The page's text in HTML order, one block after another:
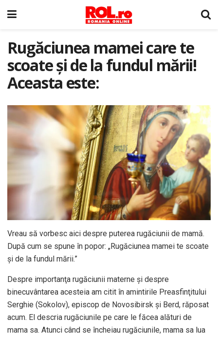
Rugăciunea mamei care te
scoate şi de la fundul mării!
Aceasta este:
Vreau să vorbesc aici despre puterea rugăciunii de mamă.
După cum se spune în popor: „Rugăciunea mamei te scoate
şi de la fundul mării.”
Despre importanţa rugăciunii materne şi despre
binecuvântarea acesteia am citit în amintirile Preasfinţitului
Serghie (Sokolov), episcop de Novosibirsk şi Berd, răposat
acum. El descria rugăciunile pe care le făcea alături de
mama sa. Atunci când se încheiau rugăciunile, mama sa lua